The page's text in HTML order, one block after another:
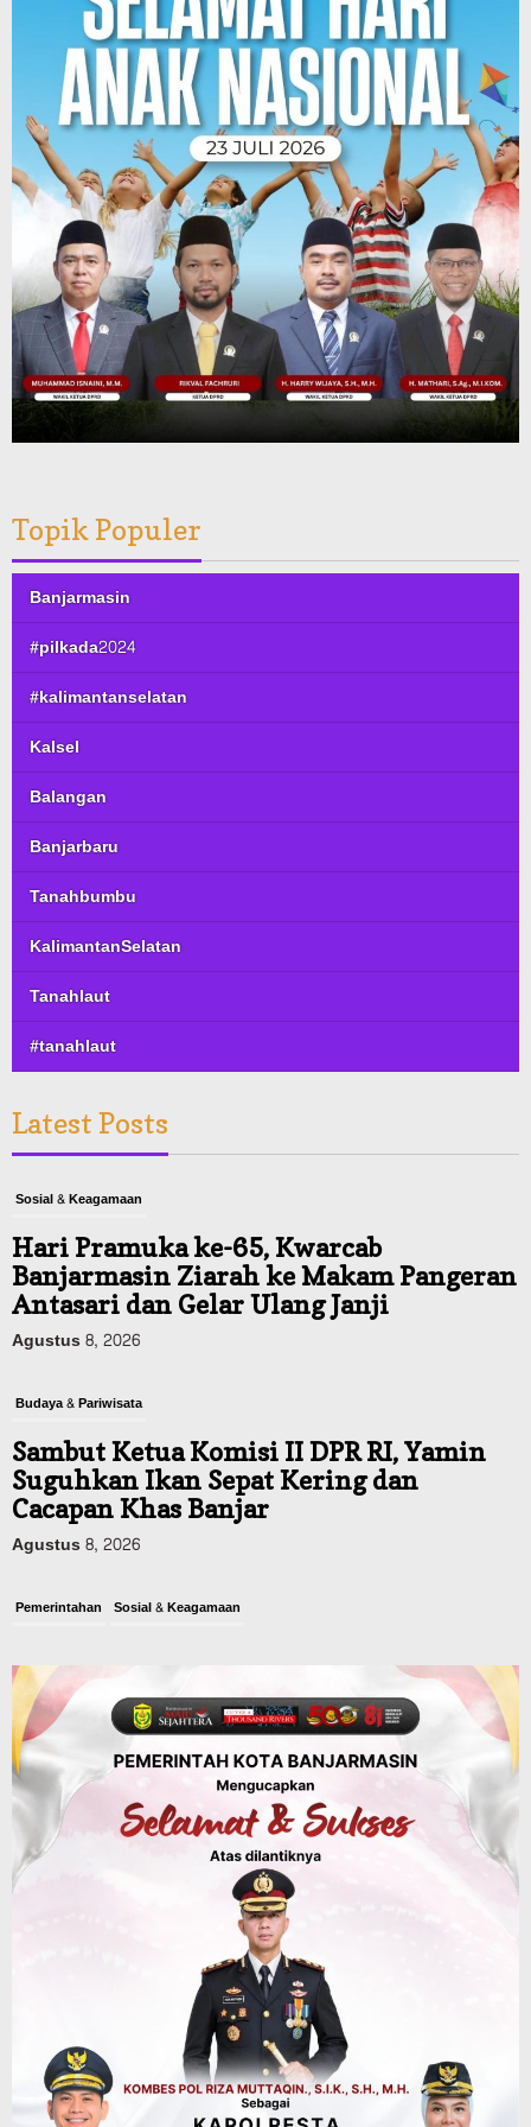
Topik Populer
Banjarmasin
#pilkada2024
#kalimantanselatan
Kalsel
Balangan
Banjarbaru
Tanahbumbu
KalimantanSelatan
Tanahlaut
#tanahlaut
Latest Posts
Sosial & Keagamaan
Hari Pramuka ke-65, Kwarcab
Banjarmasin Ziarah ke Makam Pangeran
Antasari dan Gelar Ulang Janji
Agustus 8, 2026
Budaya & Pariwisata
Sambut Ketua Komisi II DPR RI, Yamin
Suguhkan Ikan Sepat Kering dan
Cacapan Khas Banjar
Agustus 8, 2026
Pemerintahan Sosial & Keagamaan
Digital, Target 30 Persen IKD Masih
Jauh, Komisi II DPR Turun Tangan
Agustus 7, 2026
Dinas PUPR Kalsel Headline Pembangunan
Jalan Veteran Km 5,5 Sungai Lulut
Dibuka Pasca Retak dan Amblas,
Angkutan Bertonase 6 Ton Lebih Tak
Diperbolehkan Melintas
Headline
Panaskan Kembali Arena Panjat Tebing,